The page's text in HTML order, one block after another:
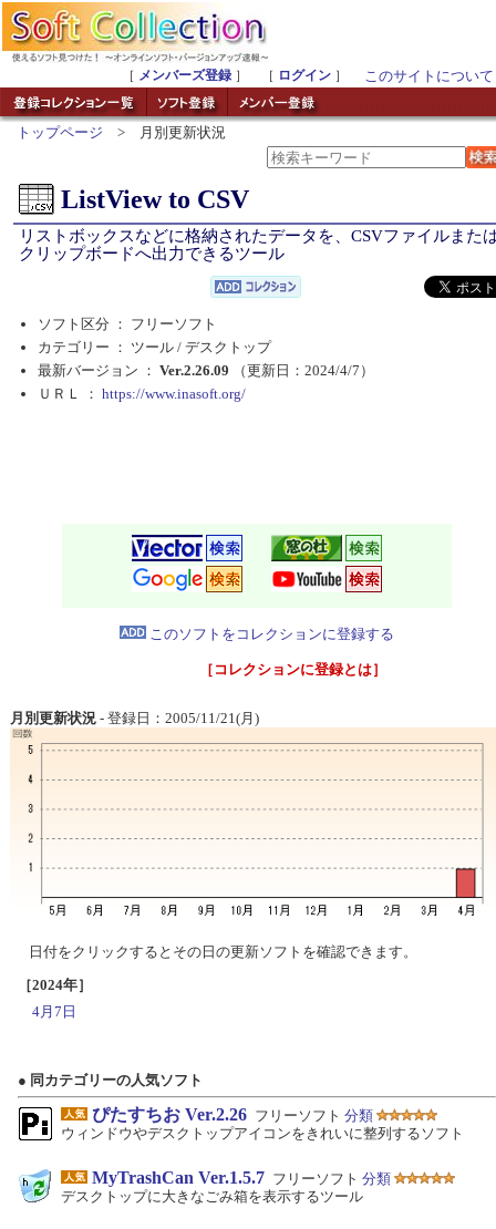
［ メンバーズ登録 ］ ［ ログイン ］ このサイトについて
トップページ > 月別更新状況
ListView to CSV
リストボックスなどに格納されたデータを、CSVファイルまた
クリップボードへ出力できるツール
ソフト区分 ： フリーソフト
カテゴリー ： ツール / デスクトップ
最新バージョン ： Ver.2.26.09 （更新日：2024/4/7）
ＵＲＬ ： https://www.inasoft.org/
このソフトをコレクションに登録する
［コレクションに登録とは］
月別更新状況 - 登録日：2005/11/21(月)
日付をクリックするとその日の更新ソフトを確認できます。
［2024年］
4月7日
● 同カテゴリーの人気ソフト
ぴたすちお Ver.2.26 フリーソフト 分類
ウィンドウやデスクトップアイコンをきれいに整列するソフト
MyTrashCan Ver.1.5.7 フリーソフト 分類
デスクトップに大きなごみ箱を表示するツール